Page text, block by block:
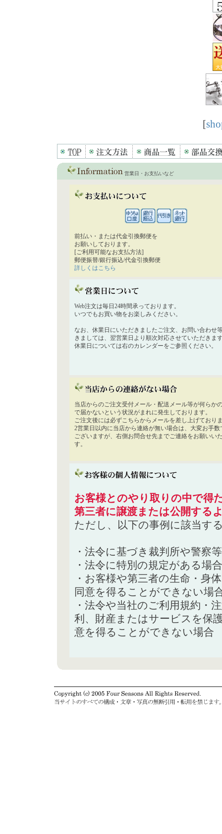
[
営業日・お支払いなど
前払い・または代金引換郵便を
お願いしております。
[ご利用可能なお支払方法]
郵便振替/銀行振込/代金引換郵便
詳しくはこちら
Web注文は毎日24時間承っております。
いつでもお買い物をお楽しみください。
なお、休業日にいただきましたご注文、お問い合わせ
きましては、翌営業日より順次対応させていただきま
休業日については右のカレンダーをご参照ください。
当店からのご注文受付メール・配送メール等が何らか
で届かないという状況がまれに発生しております。
ご注文後には必ずこちらからメールを差し上げており
2営業日以内に当店から連絡が無い場合は、大変お手数
ございますが、右側お問合せ先までご連絡をお願いい
す。
お客様とのやり取りの中で得
第三者に譲渡または公開する
ただし、以下の事例に該当す
・法令に基づき裁判所や警察
・法令に特別の規定がある場合
・お客様や第三者の生命・身
同意を得ることができない場
・法令や当社のご利用規約・
利、財産またはサービスを保
意を得ることができない場合